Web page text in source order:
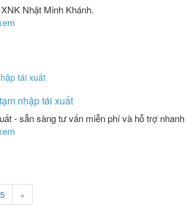
Nhật Minh Khánh.
nhập tái xuất
- sẵn sàng tư vấn miễn phí và hỗ trợ nhanh
5 »